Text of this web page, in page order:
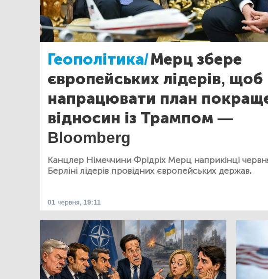
Геополітика/Мерц збере
європейських лідерів, щоб
напрацювати план
відносин із Трампом —
Bloomberg
Канцлер Німеччини Фрідріх Мерц наприкінці
Берліні лідерів провідних європейських держав.
01 червня, 19:11